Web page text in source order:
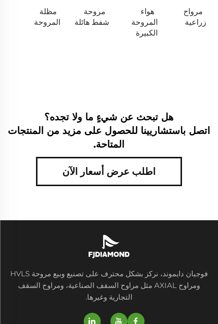
مرواح
زراعية
هواء
المروحة
الكبيرة
مروحة
شفط هائلة
مظلة
المروحة
هل تبحث عن شيءٍ ما ولا تجده؟
اتصل باستشاريينا للحصول على مزيد من المنتجات
المتاحة.
اطلب عرض أسعار الآن
فوجيان دايموند، نركز بشكل محترف على تصنيع وبيع مروحة HVLS
ومراوح AXIAL مثل مراوح السقف الصناعية، ومراوح السقف
التجارية وغيرها.